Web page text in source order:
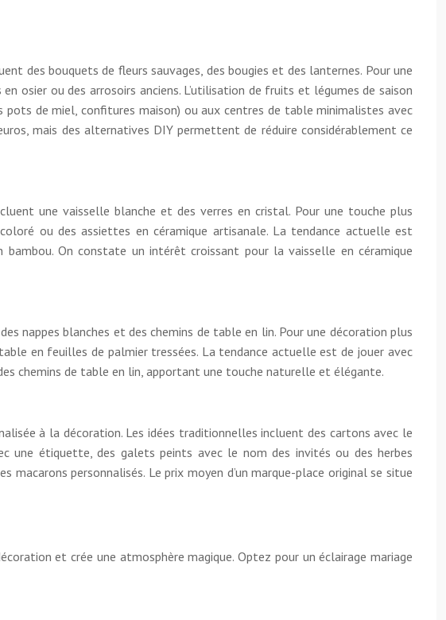
des bouquets de fleurs sauvages, des bougies et des lanternes. Pour une
osier ou des arrosoirs anciens. L’utilisation de fruits et légumes de saison
de miel, confitures maison) ou aux centres de table minimalistes avec
mais des alternatives DIY permettent de réduire considérablement ce
une vaisselle blanche et des verres en cristal. Pour une touche plus
ou des assiettes en céramique artisanale. La tendance actuelle est
On constate un intérêt croissant pour la vaisselle en céramique
nappes blanches et des chemins de table en lin. Pour une décoration plus
en feuilles de palmier tressées. La tendance actuelle est de jouer avec
chemins de table en lin, apportant une touche naturelle et élégante.
à la décoration. Les idées traditionnelles incluent des cartons avec le
une étiquette, des galets peints avec le nom des invités ou des herbes
personnalisés. Le prix moyen d’un marque-place original se situe
et crée une atmosphère magique. Optez pour un éclairage mariage